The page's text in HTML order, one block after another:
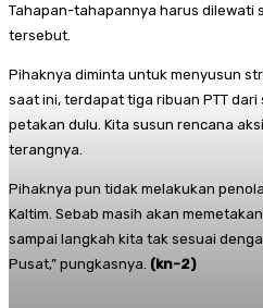
Tahapan-tahapannya harus dilewati
tersebut.
Pihaknya diminta untuk menyusun
saat ini, terdapat tiga ribuan PTT dari
petakan dulu. Kita susun rencana
terangnya.
Pihaknya pun tidak melakukan
Kaltim. Sebab masih akan
sampai langkah kita tak sesuai
Pusat,” pungkasnya. (kn-2)